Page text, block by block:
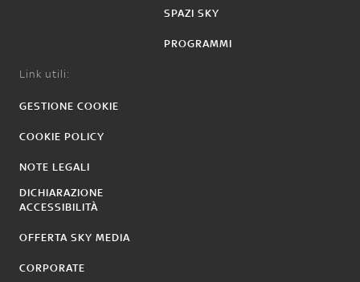
SPAZI SKY
PROGRAMMI
Link utili:
GESTIONE COOKIE
COOKIE POLICY
NOTE LEGALI
DICHIARAZIONE
ACCESSIBILITÀ
OFFERTA SKY MEDIA
CORPORATE